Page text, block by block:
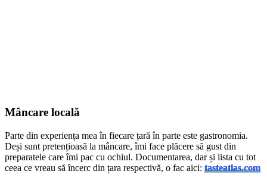
Mâncare locală
Parte din experiența mea în fiecare țară în parte este gastronomia.
Deși sunt pretențioasă la mâncare, îmi face plăcere să gust din
preparatele care îmi pac cu ochiul. Documentarea, dar și lista cu tot
ceea ce vreau să încerc din țara respectivă, o fac aici: tasteatlas.com